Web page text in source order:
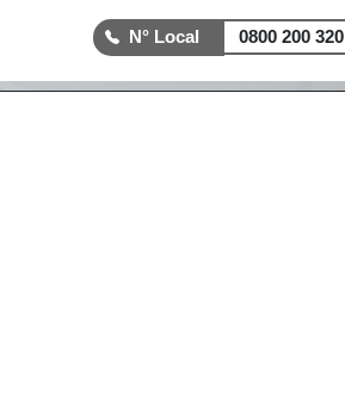
0800 200 320